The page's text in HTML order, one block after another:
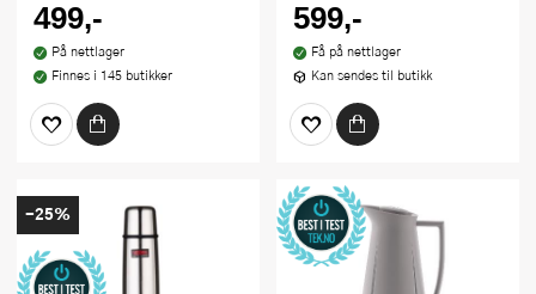
499,-
På nettlager
Finnes i 145 butikker
599,-
Få på nettlager
Kan sendes til butikk
-25%